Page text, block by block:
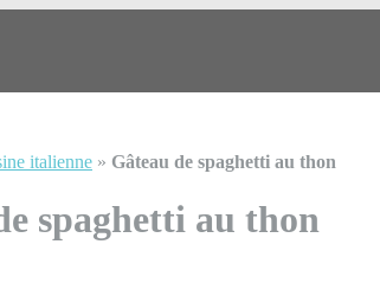
italienne » Gâteau de spaghetti au thon
spaghetti au thon